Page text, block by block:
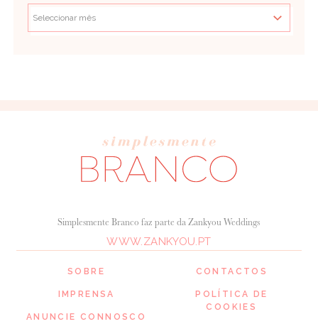
SOBRE
IMPRENSA
ANUNCIE CONNOSCO
Simplesmente Branco faz parte da Zankyou Weddings
WWW.ZANKYOU.PT
CONTACTOS
POLÍTICA DE
COOKIES